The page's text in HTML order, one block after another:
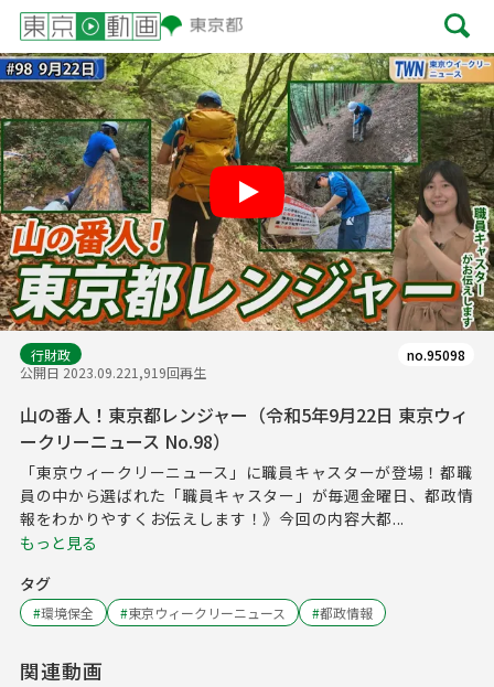
Play
行財政
公開日 2023.09.221,919回再生
no.95098
山の番人！東京都レンジャー（令和5年9月22日 東京ウィ
ークリーニュース No.98）
「東京ウィークリーニュース」に職員キャスターが登場！都職
員の中から選ばれた「職員キャスター」が毎週金曜日、都政情
報をわかりやすくお伝えします！》今回の内容大都...
もっと見る
タグ
#環境保全 #東京ウィークリーニュース #都政情報
関連動画